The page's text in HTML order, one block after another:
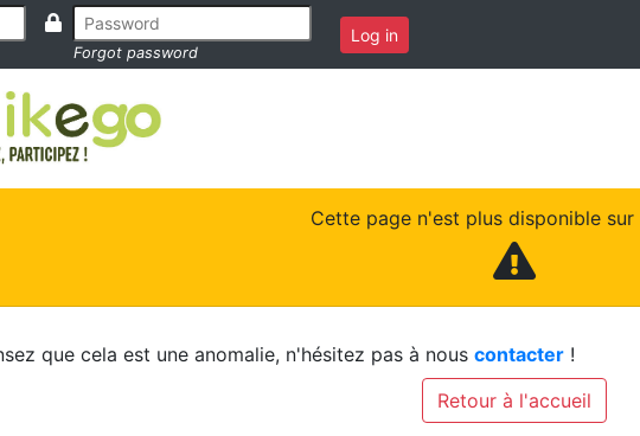
Forgot password
Log in
Cette page n'est plus disponible sur
que cela est une anomalie, n'hésitez pas à nous contacter !
Retour à l'accueil